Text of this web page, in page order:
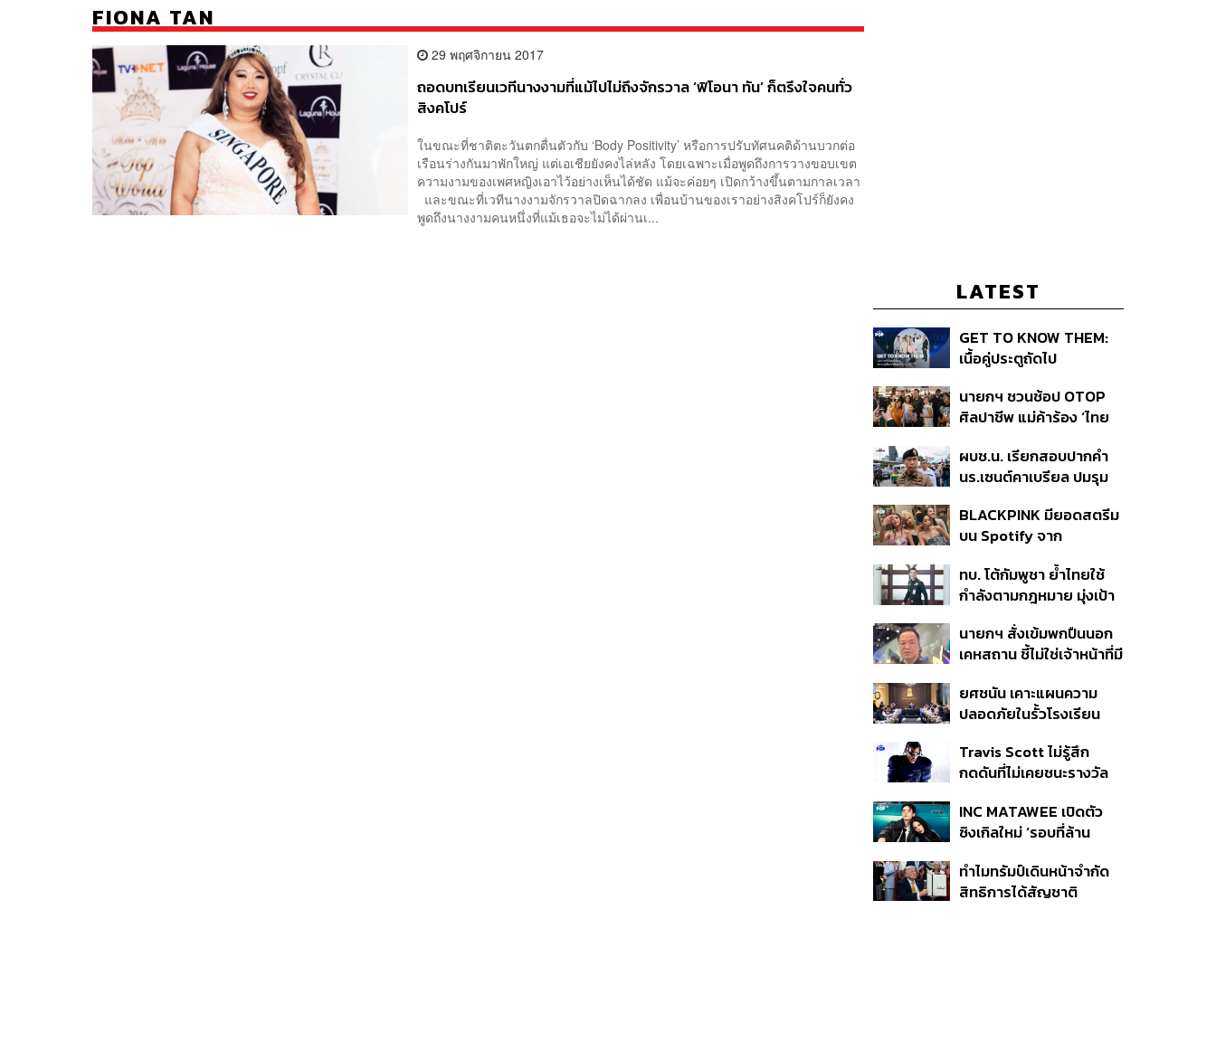
FIONA TAN
29 พฤศจิกายน 2017
ถอดบทเรียนเวทีนางงามที่แม้ไปไม่ถึงจักรวาล ‘ฟิโอนา ทัน’ ก็ตรึงใจคนทั่ว
สิงคโปร์
ในขณะที่ชาติตะวันตกตื่นตัวกับ ‘Body Positivity’ หรือการปรับทัศนคติด้านบวกต่อ
เรือนร่างกันมาพักใหญ่ แต่เอเชียยังคงไล่หลัง โดยเฉพาะเมื่อพูดถึงการวางขอบเขต
ความงามของเพศหญิงเอาไว้อย่างเห็นได้ชัด แม้จะค่อยๆ เปิดกว้างขึ้นตามกาลเวลา
และขณะที่เวทีนางงามจักรวาลปิดฉากลง เพื่อนบ้านของเราอย่างสิงคโปร์ก็ยังคง
พูดถึงนางงามคนหนึ่งที่แม้เธอจะไม่ได้ผ่านเ...
LATEST
GET TO KNOW THEM:
เนื้อคู่ประตูถัดไป
นายกฯ ชวนช้อป OTOP
ศิลปาชีพ แม่ค้าร้อง ‘ไทย
ถามมีต่อไหม นายกฯ ตอบ
‘เดี๋ยวจะพยายาม’
ผบช.น. เรียกสอบปากคำ
นร.เซนต์คาเบรียล ปมรุม
ดำเนินคดีแล้ว
BLACKPINK มียอดสตรีม
บน Spotify จาก
ครั้ง ตลอด 10 ปีที่ผ่านมา
ทบ. โต้กัมพูชา ย้ำไทยใช้
กำลังตามกฎหมาย มุ่งเป้า
หายไทยไม่อาจลบด้วย
ข้อมูลบิดเบือน
นายกฯ สั่งเข้มพกปืนนอก
เคหสถาน ชี้ไม่ใช่เจ้าหน้าที่มี
ก่อเหตุ เจ้าของร่วมรับผิด
ยศชนัน เคาะแผนความ
ปลอดภัยในรั้วโรงเรียน
ดูแล-คุมเข้มคัดกรองสิ่ง
ผิดกฎหมาย
Travis Scott ไม่รู้สึก
กดดันที่ไม่เคยชนะรางวัล
แล้ว 10 ครั้ง
INC MATAWEE เปิดตัว
ซิงเกิลใหม่ ‘รอบที่ล้าน
มาแสดงในมิวสิกวิดีโอ
ทำไมทรัมป์เดินหน้าจำกัด
สิทธิการได้สัญชาติ